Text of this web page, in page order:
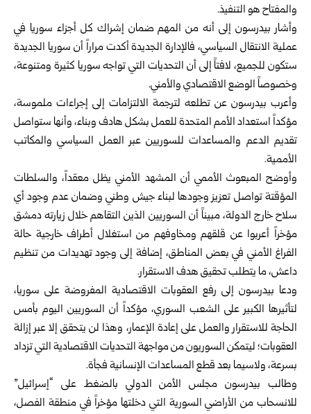
والمفتاح هو التنفيذ.
وأشار بيدرسون إلى أنه من المهم ضمان إشراك كل أجزاء سوريا في
عملية الانتقال السياسي، فالإدارة الجديدة أكدت مراراً أن سوريا الجديدة
ستكون للجميع، لافتاً إلى أن التحديات التي تواجه سوريا كثيرة ومتنوعة،
وخصوصاً الوضع الاقتصادي والأمني.
وأعرب بيدرسون عن تطلعه لترجمة الالتزامات إلى إجراءات ملموسة،
مؤكداً استعداد الأمم المتحدة للعمل بشكل هادف وبناء، وأنها ستواصل
تقديم الدعم والمساعدات للسوريين عبر العمل السياسي والمكاتب
الأممية.
وأوضح المبعوث الأممي أن المشهد الأمني يظل معقداً، والسلطات
المؤقتة تواصل تعزيز وجودها لبناء جيش وطني وضمان عدم وجود أي
سلاح خارج الدولة، مبيناً أن السوريين الذين التقاهم خلال زيارته دمشق
مؤخراً أعربوا عن قلقهم ومخاوفهم من استغلال أطراف خارجية حالة
الفراغ الأمني في بعض المناطق، إضافة إلى وجود تهديدات من تنظيم
داعش، ما يتطلب تحقيق هدف الاستقرار.
ودعا بيدرسون إلى رفع العقوبات الاقتصادية المفروضة على سوريا،
لتأثيرها الكبير على الشعب السوري، مؤكداً أن السوريين اليوم بأمس
الحاجة للاستقرار والعمل على إعادة الإعمار، وهذا لن يتحقق إلا عبر إزالة
العقوبات؛ ليتمكن السوريون من مواجهة التحديات الاقتصادية التي تزداد
بسرعة، ولاسيما بعد قطع المساعدات الإنسانية فجأة.
وطالب بيدرسون مجلس الأمن الدولي بالضغط على “إسرائيل”
للانسحاب من الأراضي السورية التي دخلتها مؤخراً في منطقة الفصل،